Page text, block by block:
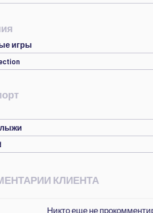
игры
КЛИЕНТА
Никто еще не